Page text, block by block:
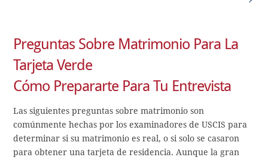
Preguntas Sobre Matrimonio Para La
Tarjeta Verde
Cómo Prepararte Para Tu Entrevista
Las siguientes preguntas sobre matrimonio son
comúnmente hechas por los examinadores de USCIS para
determinar si su matrimonio es real, o si solo se casaron
para obtener una tarjeta de residencia. Aunque la gran